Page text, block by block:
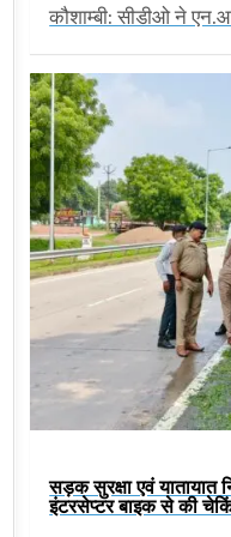
कौशाम्बी: सीडीओ ने
सड़क सुरक्षा एवं यातायात
इंटरसेप्टर बाइक से की